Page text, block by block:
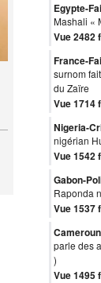
Egypte-
Mashali «
Vue 2482
France-
surnom
du Zaïre
Vue 1714
Nigeria-
nigérian
Vue 1542
Gabon-
Raponda
Vue 1537
parle des
)
Vue 1495